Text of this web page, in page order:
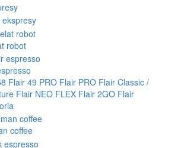
robot
Flair 49 PRO Flair PRO Flair Classic /
Flair NEO FLEX Flair 2GO Flair
coffee